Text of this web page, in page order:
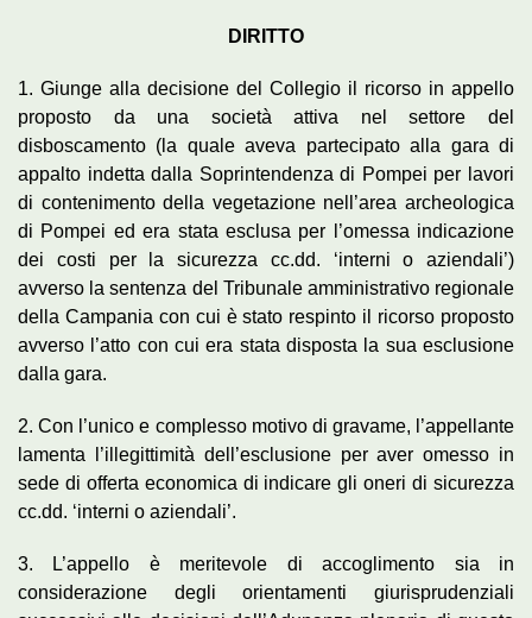
DIRITTO
1. Giunge alla decisione del Collegio il ricorso in appello
proposto da una società attiva nel settore del
disboscamento (la quale aveva partecipato alla gara di
appalto indetta dalla Soprintendenza di Pompei per lavori
di contenimento della vegetazione nell’area archeologica
di Pompei ed era stata esclusa per l’omessa indicazione
dei costi per la sicurezza cc.dd. ‘interni o aziendali’)
avverso la sentenza del Tribunale amministrativo regionale
della Campania con cui è stato respinto il ricorso proposto
avverso l’atto con cui era stata disposta la sua esclusione
dalla gara.
2. Con l’unico e complesso motivo di gravame, l’appellante
lamenta l’illegittimità dell’esclusione per aver omesso in
sede di offerta economica di indicare gli oneri di sicurezza
cc.dd. ‘interni o aziendali’.
3. L’appello è meritevole di accoglimento sia in
considerazione degli orientamenti giurisprudenziali